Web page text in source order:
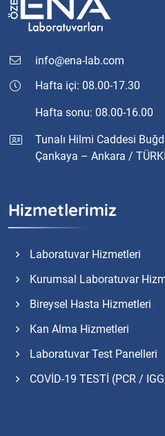
info@ena-lab.com
Hafta içi: 08.00-17.30
Hafta sonu: 08.00-16.00
Tunalı Hilmi Caddesi
Çankaya – Ankara /
Hizmetlerimiz
Laboratuvar Hizmetleri
Kurumsal Laboratuvar
Bireysel Hasta Hizmetleri
Kan Alma Hizmetleri
Laboratuvar Test Panelleri
COVİD-19 TESTİ (PCR /